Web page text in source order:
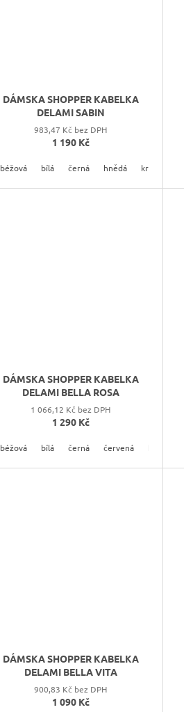
DÁMSKA SHOPPER KABELKA
DELAMI SABIN
983,47 Kč bez DPH
1 190 Kč
béžová bílá černá hnědá krémová
DÁMSKA SHOPPER KABELKA
DELAMI BELLA ROSA
1 066,12 Kč bez DPH
1 290 Kč
béžová bílá černá červená
DÁMSKA SHOPPER KABELKA
DELAMI BELLA VITA
900,83 Kč bez DPH
1 090 Kč